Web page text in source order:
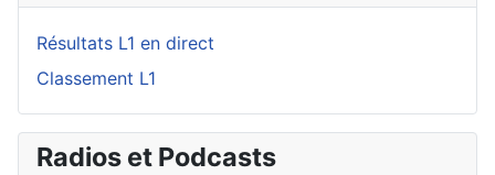
Résultats L1 en direct
Classement L1
Radios et Podcasts